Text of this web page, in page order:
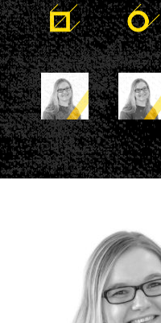
27 maart 2020
kroppstahl
No comments